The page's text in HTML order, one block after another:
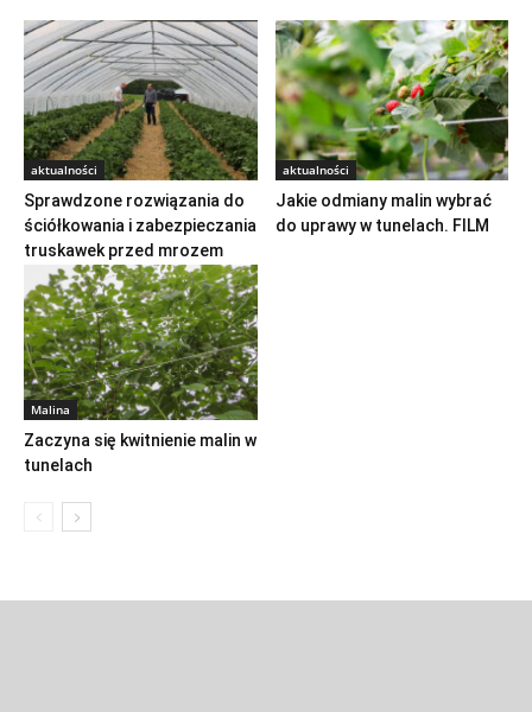
aktualności
Sprawdzone rozwiązania do
ściółkowania i zabezpieczania
truskawek przed mrozem
aktualności
Jakie odmiany malin wybrać
do uprawy w tunelach. FILM
Malina
Zaczyna się kwitnienie malin w
tunelach